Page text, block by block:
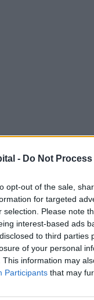
- Do Not
opt-out of the sale,
for targeted
selection. Please note
interest-based ads
to third parties
of your personal
This information may
Participants that may
σας προσκαλεί